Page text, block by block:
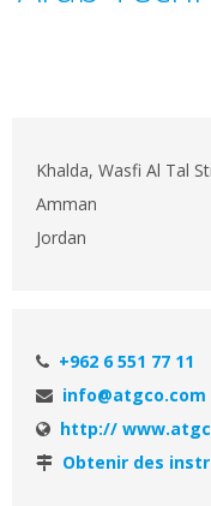
Khalda, Wasfi Al Tal
Amman
Jordan
+962 6 551 77 11
info@atgco.com
http://
Obtenir des